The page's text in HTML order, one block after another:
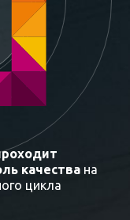
качества на
цикла